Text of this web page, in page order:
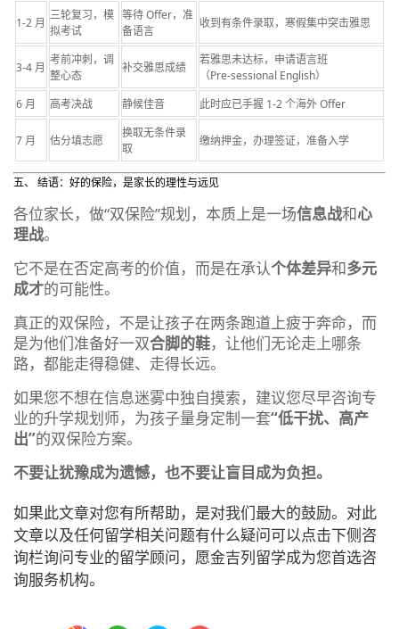
1‑2 月​
三轮复习，模
拟考试
等待 Offer，准
备语言
收到有条件录取，寒假集中突击雅思
3‑4 月​
考前冲刺，调
整心态
补交雅思成绩
若雅思未达标，申请语言班
（Pre‑sessional English）
6 月​
高考决战​ 静候佳音​ 此时应已手握 1‑2 个海外 Offer
7 月​ 估分填志愿
换取无条件录
取
缴纳押金，办理签证，准备入学
五、 结语：好的保险，是家长的理性与远见
各位家长，做“双保险”规划，本质上是一场信息战和心
理战。
它不是在否定高考的价值，而是在承认个体差异和多元
成才的可能性。
真正的双保险，不是让孩子在两条跑道上疲于奔命，而
是为他们准备好一双合脚的鞋，让他们无论走上哪条
路，都能走得稳健、走得长远。
如果您不想在信息迷雾中独自摸索，建议您尽早咨询专
业的升学规划师，为孩子量身定制一套“低干扰、高产
出”的双保险方案。
不要让犹豫成为遗憾，也不要让盲目成为负担。
如果此文章对您有所帮助，是对我们最大的鼓励。对此
文章以及任何留学相关问题有什么疑问可以点击下侧咨
询栏询问专业的留学顾问，愿金吉列留学成为您首选咨
询服务机构。